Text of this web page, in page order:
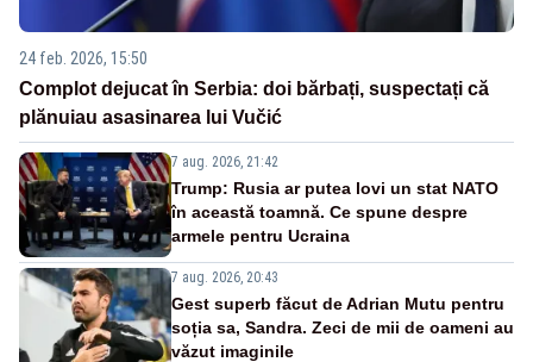
24 feb. 2026, 15:50
Complot dejucat în Serbia: doi bărbați, suspectați că
plănuiau asasinarea lui Vučić
7 aug. 2026, 21:42
Trump: Rusia ar putea lovi un stat NATO
în această toamnă. Ce spune despre
armele pentru Ucraina
7 aug. 2026, 20:43
Gest superb făcut de Adrian Mutu pentru
soția sa, Sandra. Zeci de mii de oameni au
văzut imaginile